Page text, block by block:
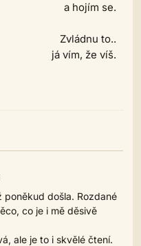
a hojím se.
Zvládnu to..
já vím, že víš.
došla. Rozdané
co je i mě děsivě
ale je to i skvělé čtení.